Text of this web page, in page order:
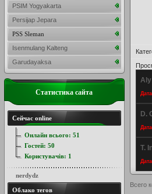
D.
T.
Всего
PSIM Yogyakarta
Persijap Jepara
PSS Sleman
Isenmulang Kalteng
Garudayaksa
Статистика сайта
Сейчас online
Онлайн всього: 51
Гостей: 50
Користувачів: 1
nerdydz
Облако тегов